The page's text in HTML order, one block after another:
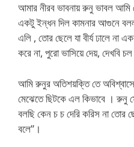
আমার নীরব ভাবনায় রুনু ভাবল
একটু ইন্ধন দিল কামনার আগুনে
এলি , তোর ছেলে যা বীর্য ঢালে না
করে না, পুরো ভাসিয়ে দেয়, দেখবি
আমি রুনুর অতিশয়ক্তি তে
মেঝেতে ছিটকে এল কিভাবে । রুনু
বলছি কেন চ চ দেরি করিস না তোর
বলে”।